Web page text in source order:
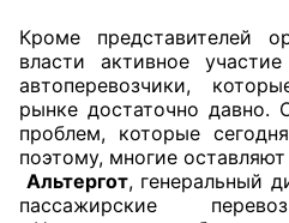
Кроме представителей
власти активное
автоперевозчики,
рынке достаточно давно.
проблем, которые
поэтому, многие
Альтергот, генеральный
пассажирские